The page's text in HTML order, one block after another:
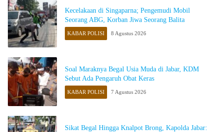
Kecelakaan di Singaparna; Pengemudi Mobil
Seorang ABG, Korban Jiwa Seorang Balita
KABAR POLISI 8 Agustus 2026
Soal Maraknya Begal Usia Muda di Jabar, KDM
Sebut Ada Pengaruh Obat Keras
KABAR POLISI 7 Agustus 2026
Sikat Begal Hingga Knalpot Brong, Kapolda Jabar: